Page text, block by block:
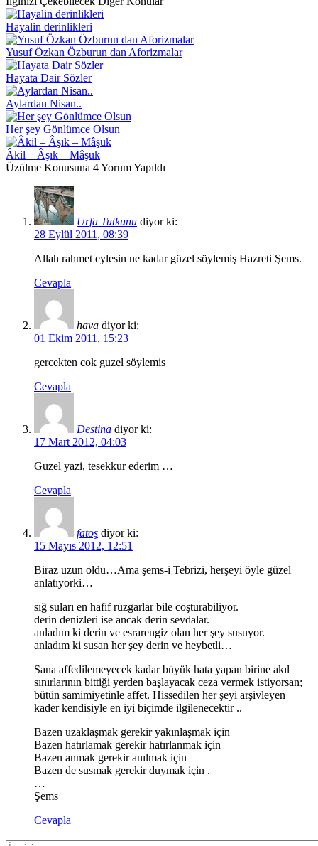
Hayalin derinlikleri
Yusuf Özkan Özburun dan Aforizmalar
Hayata Dair Sözler
Aylardan Nisan..
Her şey Gönlümce Olsun
Âkil – Âşık – Mâşuk
Üzülme Konusuna 4 Yorum Yapıldı
Urfa Tutkunu diyor ki:
28 Eylül 2011, 08:39
Allah rahmet eylesin ne kadar güzel söylemiş Hazreti Şems.
Cevapla
hava diyor ki:
01 Ekim 2011, 15:23
gercekten cok guzel söylemis
Cevapla
Destina diyor ki:
17 Mart 2012, 04:03
Guzel yazi, tesekkur ederim …
Cevapla
fatoş diyor ki:
15 Mayıs 2012, 12:51
Biraz uzun oldu…Ama şems-i Tebrizi, herşeyi öyle güzel
anlatıyorki…
sığ suları en hafif rüzgarlar bile coşturabiliyor.
derin denizleri ise ancak derin sevdalar.
anladım ki derin ve esrarengiz olan her şey susuyor.
anladım ki susan her şey derin ve heybetli…
Sana affedilemeyecek kadar büyük hata yapan birine akıl
sınırlarının bittiği yerden başlayacak ceza vermek istiyorsan;
bütün samimiyetinle affet. Hissedilen her şeyi arşivleyen
kader kendisiyle en iyi biçimde ilgilenecektir ..
Bazen uzaklaşmak gerekir yakınlaşmak için
Bazen hatırlamak gerekir hatırlanmak için
Bazen anmak gerekir anılmak için
Bazen de susmak gerekir duymak için .
…
Şems
Cevapla